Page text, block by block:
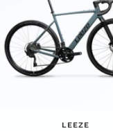
a
z
LEEZE